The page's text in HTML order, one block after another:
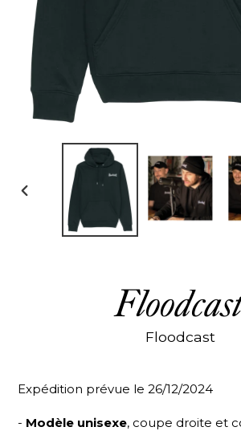
DIAPOSITIVE
PRÉCÉDENTE
Floodcast
Expédition prévue le 26/12/2024
- Modèle unisexe, coupe droite et